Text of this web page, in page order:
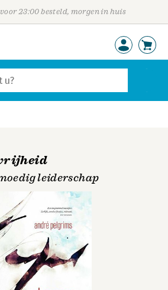
23:00 besteld, morgen in huis
leiderschap